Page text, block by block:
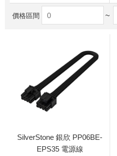
價格區間 ~
SilverStone 銀欣 PP06BE-
EPS35 電源線